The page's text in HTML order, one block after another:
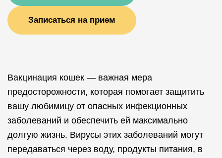
Записаться на прием
Вакцинация кошек — важная мера
предосторожности, которая помогает защитить
вашу любимицу от опасных инфекционных
заболеваний и обеспечить ей максимально
долгую жизнь. Вирусы этих заболеваний могут
передаваться через воду, продукты питания, в